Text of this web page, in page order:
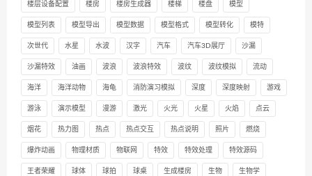
楼层设备配置 楼房 楼房生成器 楼梯 楼盘 模型
模型列表 模型导出 模型数据 模型格式 模型转化 模特
次世代 水星 水波 汉字 汽车 汽车3D展厅 沙漏
沙漏特效 油画 波浪 波浪特效 波纹 波纹模拟 流动
海洋 海洋动物 海龟 消防演习模拟 深度 深度映射 游戏
游泳 演示模型 漫游 激光 火光 火星 火焰 点云
烟花 热力图 热点 热点交互 热点说明 照片 燃烧
爆炸动画 物理材质 物联网 特效 特效处理 特效源码
王者荣耀 球体 球拍 球桌 生成楼房 生物 生物学